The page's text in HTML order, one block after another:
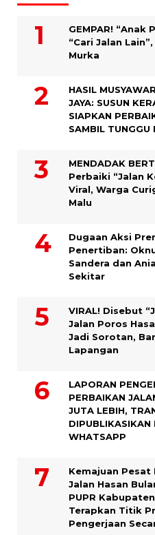
GEMPAR! “Anak
“Cari Jalan
Murka
HASIL
JAYA: SUSUN
SIAPKAN
SAMBIL TUNGGU
MENDADAK
Perbaiki “Jalan
Viral, Warga
Malu
Dugaan Aksi
Penertiban:
Sandera dan
Sekitar
VIRAL! Disebut
Jalan Poros
Jadi Sorotan,
Lapangan
LAPORAN
PERBAIKAN
JUTA LEBIH,
DIPUBLIKASIKAN
WHATSAPP
Kemajuan Pesat
Jalan Hasan
PUPR
Terapkan Titik
Pengerjaan